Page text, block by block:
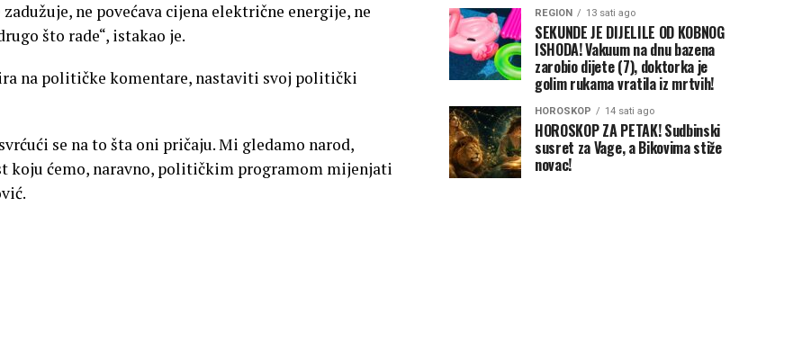
ne povećava cijena električne energije, ne
što rade“, istakao je.
na političke komentare, nastaviti svoj politički
se na to šta oni pričaju. Mi gledamo narod,
koju ćemo, naravno, političkim programom mijenjati
REGION 13 sati ago
SEKUNDE JE DIJELILE OD KOBNOG
ISHODA! Vakuum na dnu bazena
zarobio dijete (7), doktorka je
golim rukama vratila iz mrtvih!
HOROSKOP 14 sati ago
HOROSKOP ZA PETAK! Sudbinski
susret za Vage, a Bikovima stiže
novac!